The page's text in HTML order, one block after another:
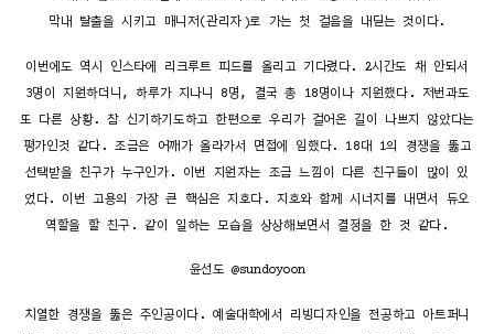
막내 탈출을 시키고 매니저(관리자)로 가는 첫 걸음을 내딛는 것이다.
이번에도 역시 인스타에 리크루트 피드를 올리고 기다렸다. 2시간도 채 안되서
3명이 지원하더니, 하루가 지나니 8명, 결국 총 18명이나 지원했다. 저번과도
또 다른 상황. 참 신기하기도하고 한편으로 우리가 걸어온 길이 나쁘지 않았다는
평가인것 같다. 조금은 어깨가 올라가서 면접에 임했다. 18대 1의 경쟁을 뚫고
선택받을 친구가 누구인가. 이번 지원자는 조금 느낌이 다른 친구들이 많이 있
었다. 이번 고용의 가장 큰 핵심은 지호다. 지호와 함께 시너지를 내면서 듀오
역할을 할 친구. 같이 일하는 모습을 상상해보면서 결정을 한 것 같다.
윤선도 @sundoyoon
치열한 경쟁을 뚫은 주인공이다. 예술대학에서 리빙디자인을 전공하고 아트퍼니